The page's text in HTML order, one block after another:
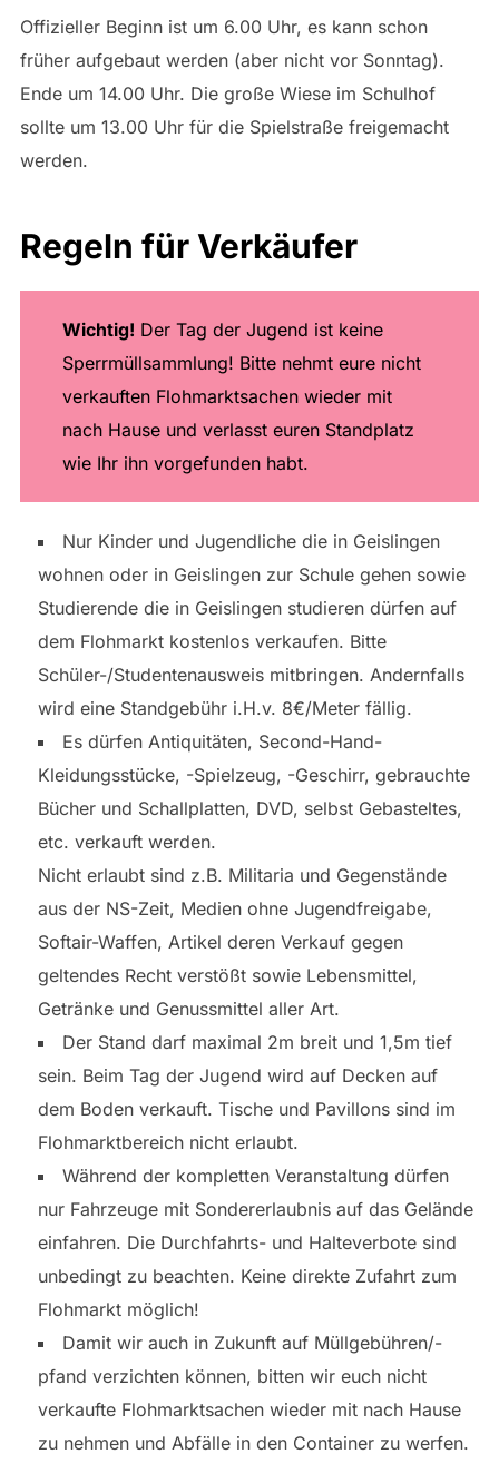
Offizieller Beginn ist um 6.00 Uhr, es kann schon
früher aufgebaut werden (aber nicht vor Sonntag).
Ende um 14.00 Uhr. Die große Wiese im Schulhof
sollte um 13.00 Uhr für die Spielstraße freigemacht
werden.
Regeln für Verkäufer
Wichtig! Der Tag der Jugend ist keine
Sperrmüllsammlung! Bitte nehmt eure nicht
verkauften Flohmarktsachen wieder mit
nach Hause und verlasst euren Standplatz
wie Ihr ihn vorgefunden habt.
Nur Kinder und Jugendliche die in Geislingen
wohnen oder in Geislingen zur Schule gehen sowie
Studierende die in Geislingen studieren dürfen auf
dem Flohmarkt kostenlos verkaufen. Bitte
Schüler-/Studentenausweis mitbringen. Andernfalls
wird eine Standgebühr i.H.v. 8€/Meter fällig.
Es dürfen Antiquitäten, Second-Hand-
Kleidungsstücke, -Spielzeug, -Geschirr, gebrauchte
Bücher und Schallplatten, DVD, selbst Gebasteltes,
etc. verkauft werden.
Nicht erlaubt sind z.B. Militaria und Gegenstände
aus der NS-Zeit, Medien ohne Jugendfreigabe,
Softair-Waffen, Artikel deren Verkauf gegen
geltendes Recht verstößt sowie Lebensmittel,
Getränke und Genussmittel aller Art.
Der Stand darf maximal 2m breit und 1,5m tief
sein. Beim Tag der Jugend wird auf Decken auf
dem Boden verkauft. Tische und Pavillons sind im
Flohmarktbereich nicht erlaubt.
Während der kompletten Veranstaltung dürfen
nur Fahrzeuge mit Sondererlaubnis auf das Gelände
einfahren. Die Durchfahrts- und Halteverbote sind
unbedingt zu beachten. Keine direkte Zufahrt zum
Flohmarkt möglich!
Damit wir auch in Zukunft auf Müllgebühren/-
pfand verzichten können, bitten wir euch nicht
verkaufte Flohmarktsachen wieder mit nach Hause
zu nehmen und Abfälle in den Container zu werfen.